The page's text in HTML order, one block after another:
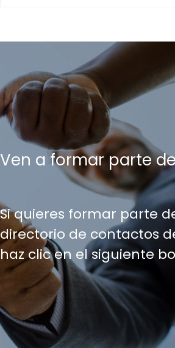
Ven a formar parte
Si quieres formar parte
directorio de contactos
haz clic en el siguiente